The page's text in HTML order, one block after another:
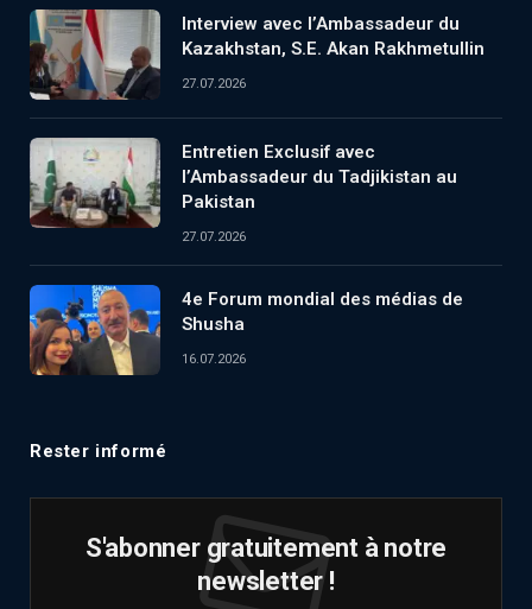
Interview avec l’Ambassadeur du
Kazakhstan, S.E. Akan Rakhmetullin
27.07.2026
Entretien Exclusif avec
l’Ambassadeur du Tadjikistan au
Pakistan
27.07.2026
4e Forum mondial des médias de
Shusha
16.07.2026
Rester informé
S'abonner gratuitement à notre
newsletter !